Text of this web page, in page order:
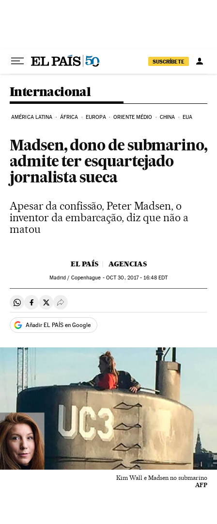
SUSCRÍBETE
Internacional
AMÉRICA LATINA ÁFRICA EUROPA ORIENTE MÉDIO CHINA EUA
Madsen, dono de submarino,
admite ter esquartejado
jornalista sueca
Apesar da confissão, Peter Madsen, o
inventor da embarcação, diz que não a
matou
EL PAÍS AGENCIAS
Madrid / Copenhague - OCT30, 2017 - 16:48EDT
Compartir en Whatsapp
Compartir en Facebook
Compartir en Twitter
Desplegar Redes Sociales
Añadir EL PAÍS en Google
Kim Wall e Madsen no submarino
AFP